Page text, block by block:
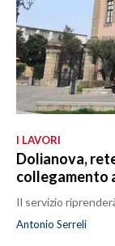
I LAVORI
Dolianova,
collegamento
Il servizio
Antonio Serreli